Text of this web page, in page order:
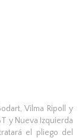
Vilma Ripoll y
y Nueva Izquierda
el pliego del